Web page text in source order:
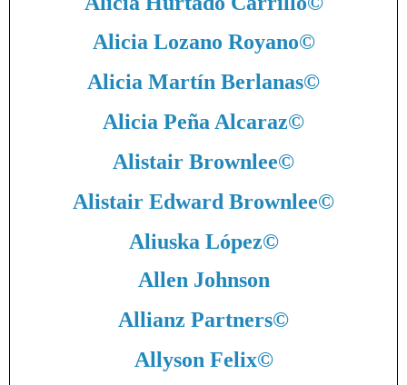
Alicia Lozano Royano©
Alicia Martín Berlanas©
Alicia Peña Alcaraz©
Alistair Brownlee©
Alistair Edward Brownlee©
Aliuska López©
Allen Johnson
Allianz Partners©
Allyson Felix©